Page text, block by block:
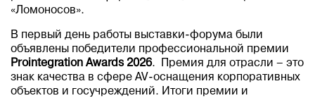
«Ломоносов».
В первый день работы выставки-форума были
объявлены победители профессиональной премии
Proi ntegration Awards 2026. Премия для отрасли – это
знак качества в сфере AV-оснащения корпоративных
объектов и госучреждений. Итоги премии и